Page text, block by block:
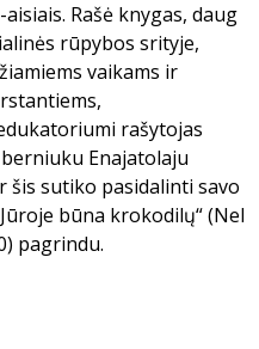
Rašė knygas, daug
rūpybos srityje,
vaikams ir
rašytojas
Enajatolaju
šis sutiko pasidalinti savo
būna krokodilų“ (Nel
pagrindu.